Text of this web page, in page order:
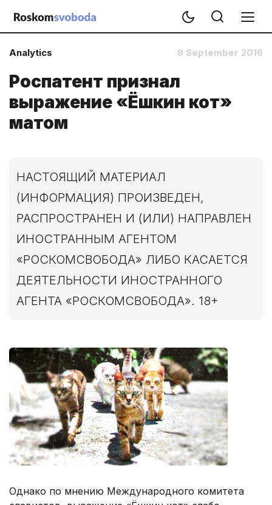
Analytics 8 September 2016
Роспатент признал
выражение «Ёшкин кот»
матом
НАСТОЯЩИЙ МАТЕРИАЛ
(ИНФОРМАЦИЯ) ПРОИЗВЕДЕН,
РАСПРОСТРАНЕН И (ИЛИ) НАПРАВЛЕН
ИНОСТРАННЫМ АГЕНТОМ
«РОСКОМСВОБОДА» ЛИБО КАСАЕТСЯ
ДЕЯТЕЛЬНОСТИ ИНОСТРАННОГО
АГЕНТА «РОСКОМСВОБОДА». 18+
Однако по мнению Международного комитета